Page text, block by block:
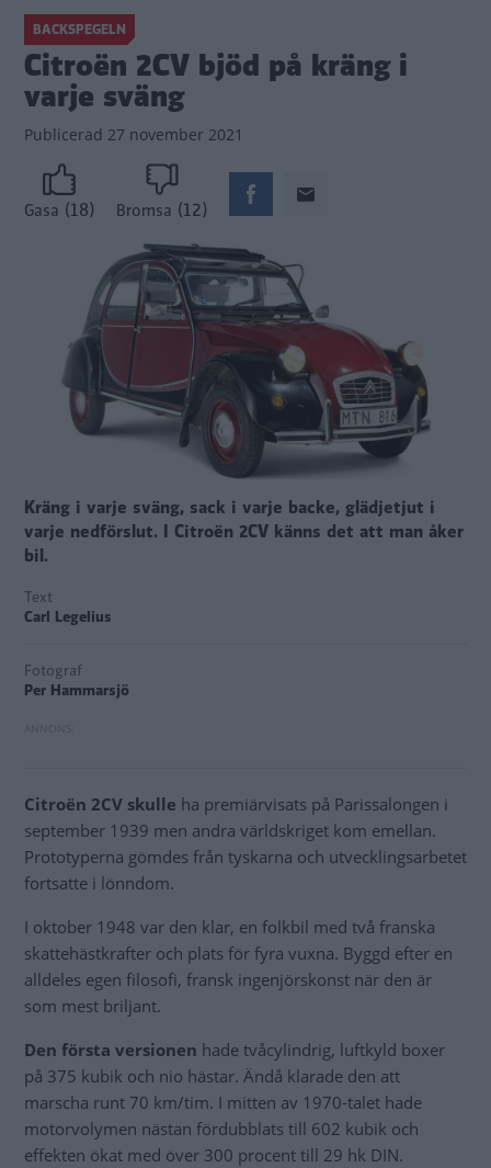
BACKSPEGELN
Citroën 2CV bjöd på kräng i
varje sväng
Publicerad 27 november 2021
Gasa (18) Bromsa (12)
Kräng i varje sväng, sack i varje backe, glädjetjut i
varje nedförslut. I Citroën 2CV känns det att man åker
bil.
Text
Carl Legelius
Fotograf
Per Hammarsjö
Citroën 2CV skulle ha premiärvisats på Parissalongen i
september 1939 men andra världskriget kom emellan.
Prototyperna gömdes från tyskarna och utvecklingsarbetet
fortsatte i lönndom.
I oktober 1948 var den klar, en folkbil med två franska
skattehästkrafter och plats för fyra vuxna. Byggd efter en
alldeles egen filosofi, fransk ingenjörskonst när den är
som mest briljant.
Den första versionen hade tvåcylindrig, luftkyld boxer
på 375 kubik och nio hästar. Ändå klarade den att
marscha runt 70 km/tim. I mitten av 1970-talet hade
motorvolymen nästan fördubblats till 602 kubik och
effekten ökat med över 300 procent till 29 hk DIN.